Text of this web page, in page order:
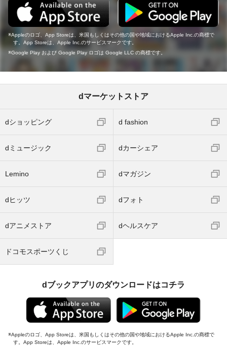
Appleのロゴ、App Storeは、米国もしくはその他の国や地域におけるApple Inc.の商標で
す。App Storeは、Apple Inc.のサービスマークです。
Google Play および Google Play ロゴは Google LLC の商標です。
dマーケットストア
dショッピング d fashion
dミュージック dカーシェア
Lemino dマガジン
dヒッツ dフォト
dアニメストア dヘルスケア
ドコモスポーツくじ
dブックアプリのダウンロードはコチラ
Appleのロゴ、App Storeは、米国もしくはその他の国や地域におけるApple Inc.の商標で
す。App Storeは、Apple Inc.のサービスマークです。